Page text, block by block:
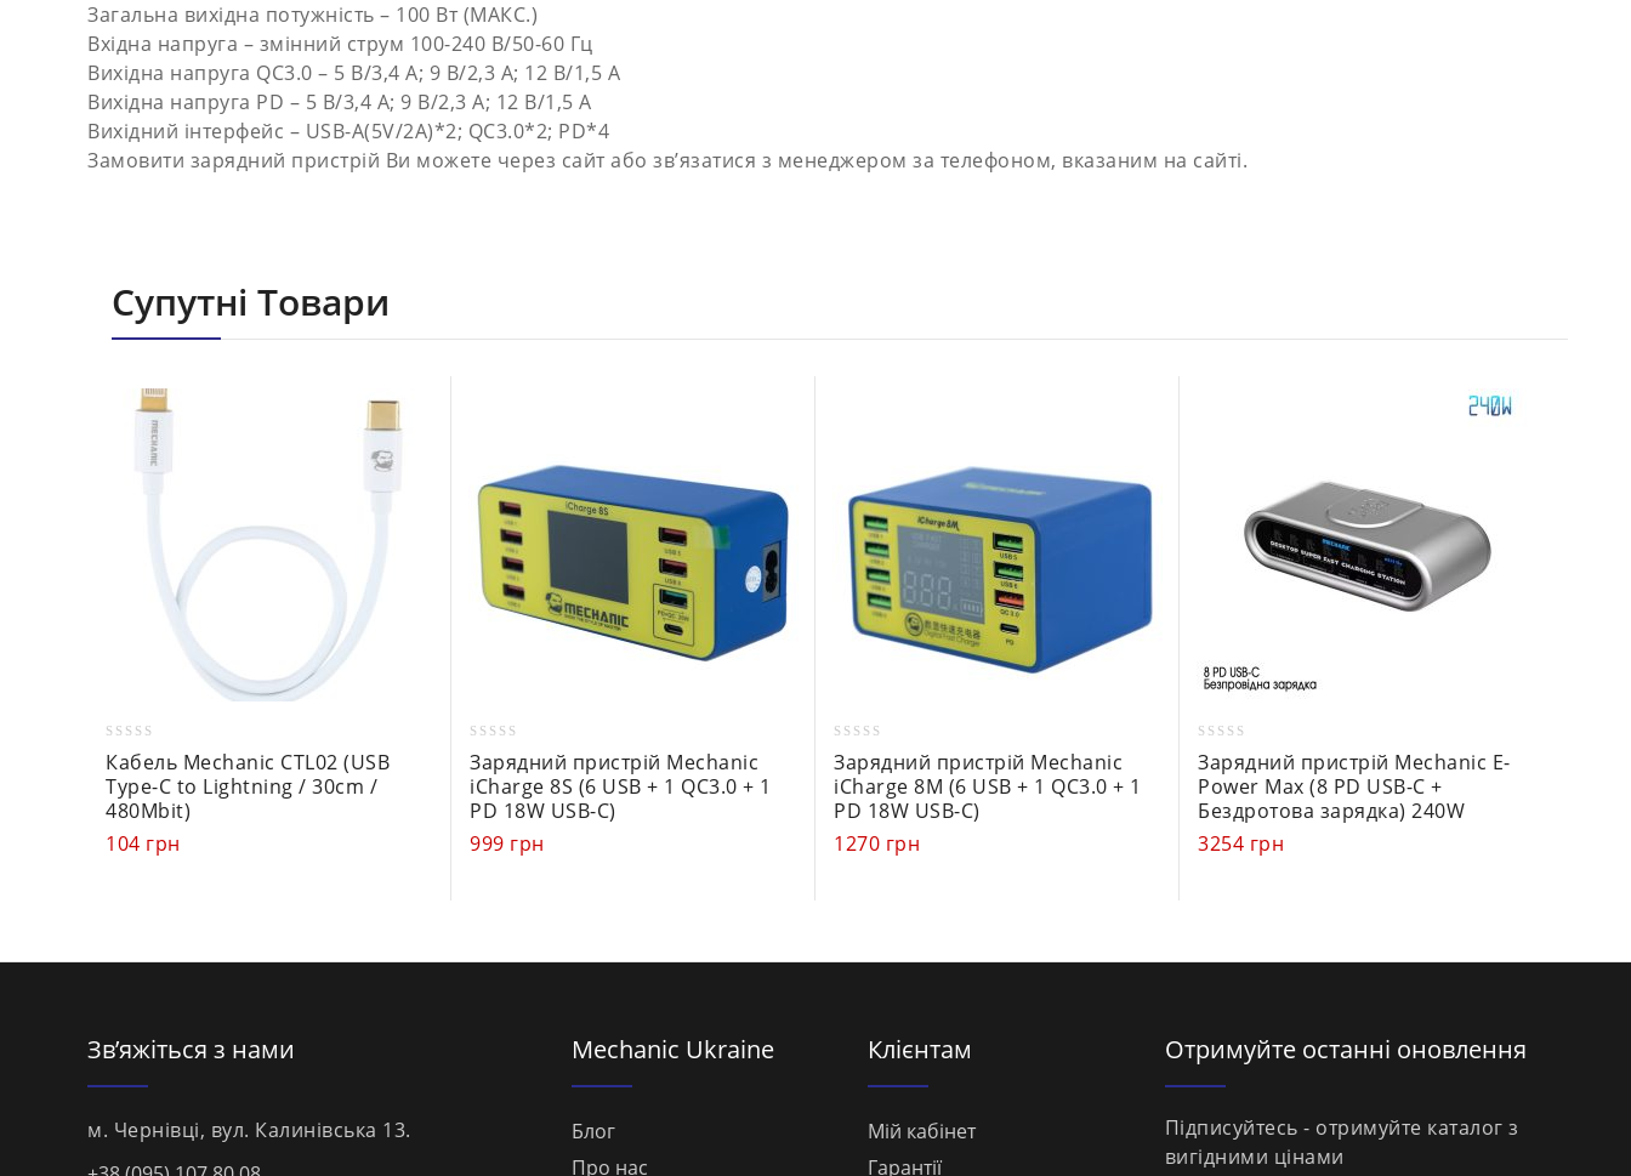
Загальна вихідна потужність – 100 Вт (МАКС.)
Вхідна напруга – змінний струм 100-240 В/50-60 Гц
Вихідна напруга QC3.0 – 5 В/3,4 А; 9 В/2,3 А; 12 В/1,5 А
Вихідна напруга PD – 5 В/3,4 А; 9 В/2,3 А; 12 В/1,5 А
Вихідний інтерфейс – USB-A(5V/2A)*2; QC3.0*2; PD*4
Замовити зарядний пристрій Ви можете через сайт або зв’язатися з менеджером за телефоном, вказаним на сайті.
Супутні Товари
out
of
5
Кабель Mechanic CTL02 (USB
Type-C to Lightning / 30cm /
480Mbit)
104 грн
out
of
5
Зарядний пристрій Mechanic
iCharge 8S (6 USB + 1 QC3.0 + 1
PD 18W USB-C)
999 грн
out
of
5
Зарядний пристрій Mechanic
iCharge 8M (6 USB + 1 QC3.0 + 1
PD 18W USB-C)
1270 грн
out
of
5
Зарядний пристрій Mechanic E-
Power Max (8 PD USB-C +
Бездротова зарядка) 240W
3254 грн
Зв’яжіться з нами
м. Чернівці, вул. Калинівська 13.
Mechanic Ukraine
Блог
Про нас
Клієнтам
Мій кабінет
Гарантії
Отримуйте останні оновлення
Підписуйтесь - отримуйте каталог з
вигідними цінами